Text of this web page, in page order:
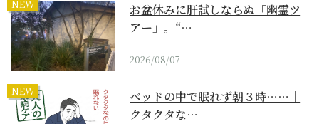
NEW
お盆休みに肝試しならぬ「幽霊ツ
アー」。“…
2026/08/07
NEW
ベッドの中で眠れず朝３時……｜
クタクタな…